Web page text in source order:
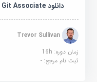
دانلود GitLab Certified Git Associate
Trevor Sullivan
زمان دوره: 16h
ثبت نام مرجع:-